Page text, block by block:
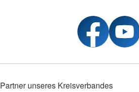
Partner unseres Kreisverbandes